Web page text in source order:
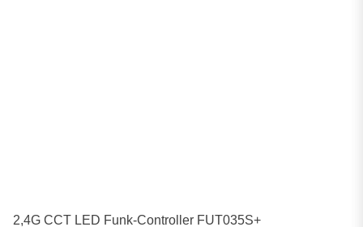
2,4G CCT LED Funk-Controller FUT035S+